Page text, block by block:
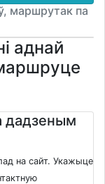
маршрутак па
аднай
дадзеным
на сайт. Укажыце